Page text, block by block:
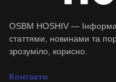
OSBM HOSHIV —
статтями, новинами та
зрозуміло, корисно.
Контакти